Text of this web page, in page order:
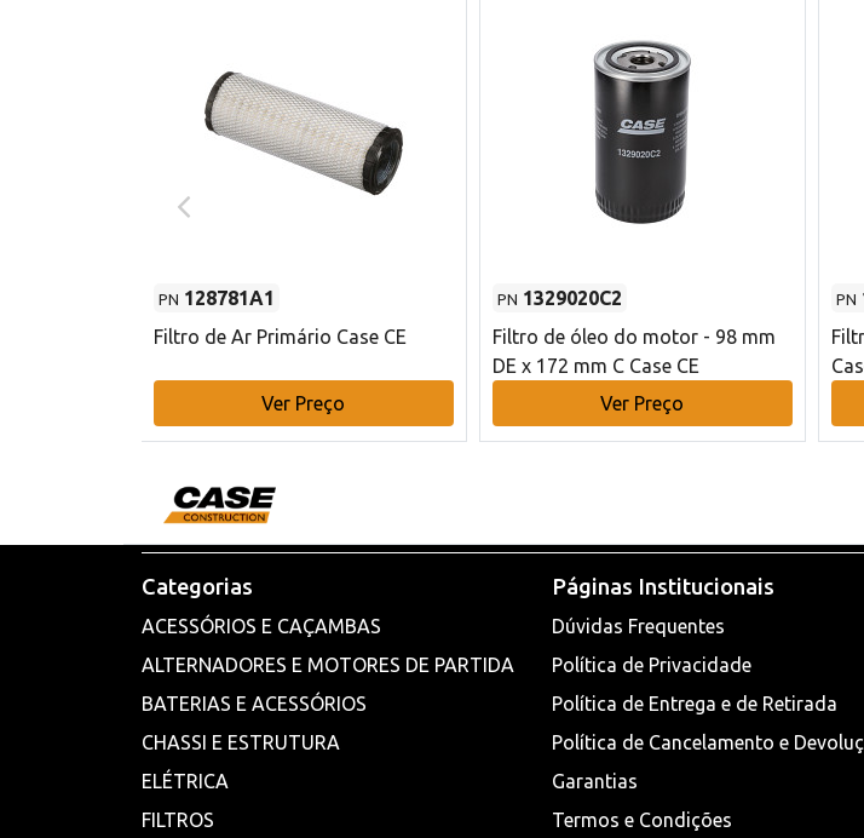
PN 128781A1
Filtro de Ar Primário Case CE
Ver Preço
PN 1329020C2
Filtro de óleo do motor - 98 mm
DE x 172 mm C Case CE
Ver Preço
PN
Categorias
ACESSÓRIOS E CAÇAMBAS
ALTERNADORES E MOTORES DE PARTIDA
BATERIAS E ACESSÓRIOS
CHASSI E ESTRUTURA
ELÉTRICA
FILTROS
Páginas Institucionais
Dúvidas Frequentes
Política de Privacidade
Política de Entrega e de Retirada
Política de Cancelamento e
Garantias
Termos e Condições